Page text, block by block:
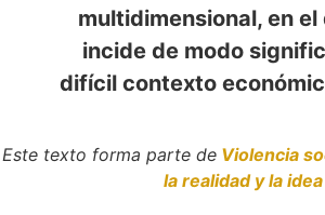
multidimensional, en el
incide de modo
difícil contexto
Este texto forma parte de Violencia
la realidad y la idea